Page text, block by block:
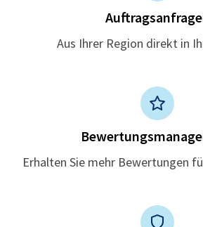
Aus Ihrer Region direkt in
Erhalten Sie mehr Bewertungen